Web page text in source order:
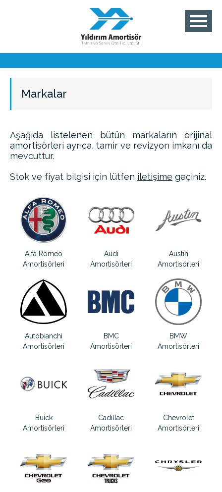
Markalar
Aşağıda listelenen bütün markaların orijinal
amortisörleri ayrıca, tamir ve revizyon imkanı da
mevcuttur.
Stok ve fiyat bilgisi için lütfen iletişime geçiniz.
Alfa Romeo
Amortisörleri
Audi
Amortisörleri
Austin
Amortisörleri
Autobianchi
Amortisörleri
BMC
Amortisörleri
BMW
Amortisörleri
Buick
Amortisörleri
Cadillac
Amortisörleri
Chevrolet
Amortisörleri